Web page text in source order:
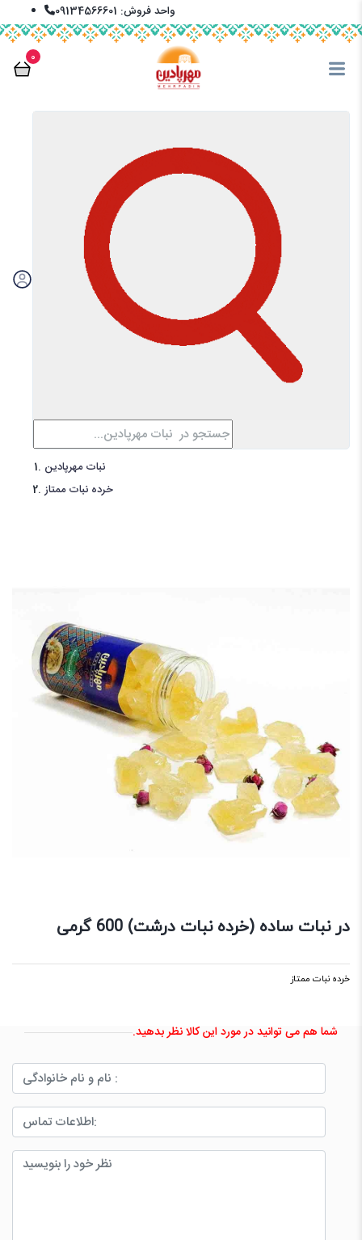
واحد فروش: 09134566601
info@mehrpadin.com
En
0
نبات مهرپادین
خرده نبات ممتاز
در نبات ساده (خرده نبات درشت) 600 گرمی
خرده نبات ممتاز
شما هم می توانید در مورد این کالا نظر بدهید.